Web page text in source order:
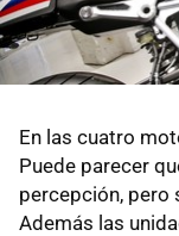
En las cuatro
Puede parecer
percepción, pero
Además las